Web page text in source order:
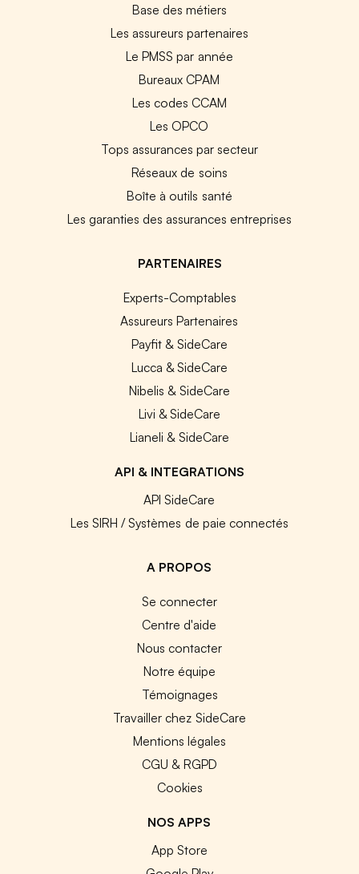
Base des métiers
Les assureurs partenaires
Le PMSS par année
Bureaux CPAM
Les codes CCAM
Les OPCO
Tops assurances par secteur
Réseaux de soins
Boîte à outils santé
Les garanties des assurances entreprises
PARTENAIRES
Experts-Comptables
Assureurs Partenaires
Payfit & SideCare
Lucca & SideCare
Nibelis & SideCare
Livi & SideCare
Lianeli & SideCare
API & INTEGRATIONS
API SideCare
Les SIRH / Systèmes de paie connectés
A PROPOS
Se connecter
Centre d'aide
Nous contacter
Notre équipe
Témoignages
Travailler chez SideCare
Mentions légales
CGU & RGPD
Cookies
NOS APPS
App Store